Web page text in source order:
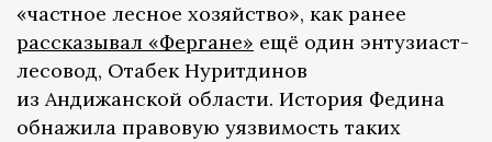
«частное лесное хозяйство», как ранее
рассказывал «Фергане» ещё один энтузиаст-
лесовод, Отабек Нуритдинов
из Андижанской области. История Федина
обнажила правовую уязвимость таких